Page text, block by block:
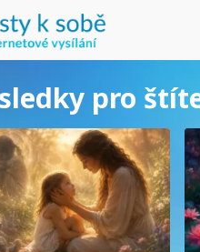
pro